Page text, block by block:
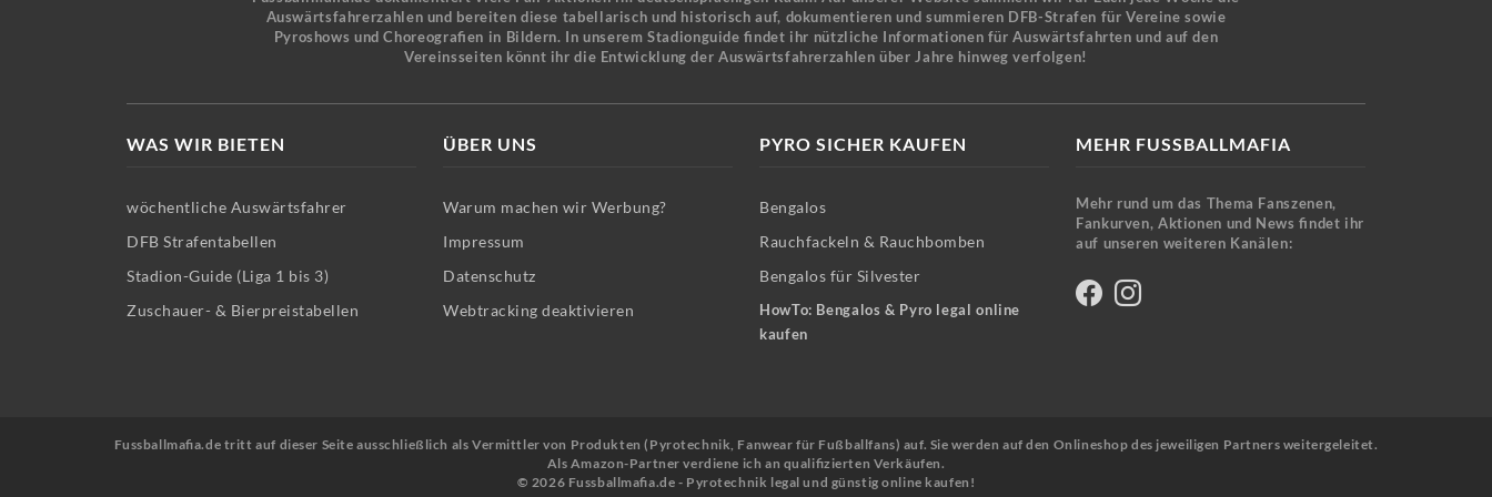
Auswärtsfahrerzahlen und bereiten diese tabellarisch und historisch auf, dokumentieren und summieren DFB-Strafen für Vereine sowie
Pyroshows und Choreografien in Bildern. In unserem Stadionguide findet ihr nützliche Informationen für Auswärtsfahrten und auf den
Vereinsseiten könnt ihr die Entwicklung der Auswärtsfahrerzahlen über Jahre hinweg verfolgen!
WAS WIR BIETEN
wöchentliche Auswärtsfahrer
DFB Strafentabellen
Stadion-Guide (Liga 1 bis 3)
Zuschauer- & Bierpreistabellen
ÜBER UNS
Warum machen wir Werbung?
Impressum
Datenschutz
Webtracking deaktivieren
PYRO SICHER KAUFEN
Bengalos
Rauchfackeln & Rauchbomben
Bengalos für Silvester
HowTo: Bengalos & Pyro legal online
kaufen
MEHR FUSSBALLMAFIA
Mehr rund um das Thema Fanszenen,
Fankurven, Aktionen und News findet ihr
auf unseren weiteren Kanälen:
Fussballmafia.de tritt auf dieser Seite ausschließlich als Vermittler von Produkten (Pyrotechnik, Fanwear für Fußballfans) auf. Sie werden auf den Onlineshop des jeweiligen Partners weitergeleitet.
Als Amazon-Partner verdiene ich an qualifizierten Verkäufen.
© 2026 Fussballmafia.de - Pyrotechnik legal und günstig online kaufen!